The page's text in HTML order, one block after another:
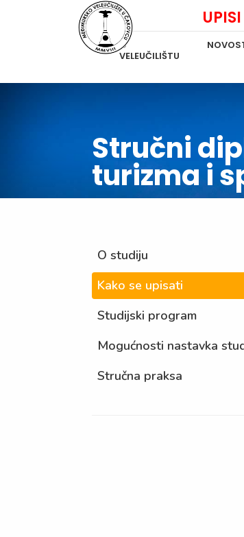
UPISI
O
VELEUČILIŠTU
Stručni
turizma i
O studiju
Kako se upisati
Studijski program
Mogućnosti nastavka
Stručna praksa